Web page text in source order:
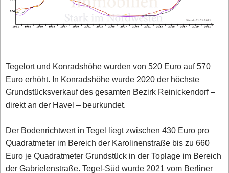
Tegelort und Konradshöhe wurden von 520 Euro auf 570
Euro erhöht. In Konradshöhe wurde 2020 der höchste
Grundstücksverkauf des gesamten Bezirk Reinickendorf –
direkt an der Havel – beurkundet.
Der Bodenrichtwert in Tegel liegt zwischen 430 Euro pro
Quadratmeter im Bereich der Karolinenstraße bis zu 660
Euro je Quadratmeter Grundstück in der Toplage im Bereich
der Gabrielenstraße. Tegel-Süd wurde 2021 vom Berliner